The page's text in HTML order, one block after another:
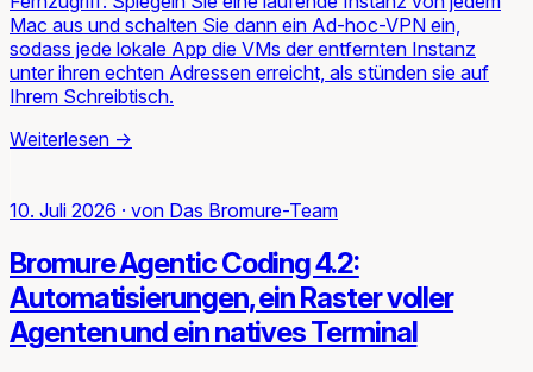
Mac aus und schalten Sie dann ein Ad-hoc-VPN ein,
sodass jede lokale App die VMs der entfernten Instanz
unter ihren echten Adressen erreicht, als stünden sie auf
Ihrem Schreibtisch.
Weiterlesen →
10. Juli 2026 · von Das Bromure-Team
Bromure Agentic Coding 4.2:
Automatisierungen, ein Raster voller
Agenten und ein natives Terminal